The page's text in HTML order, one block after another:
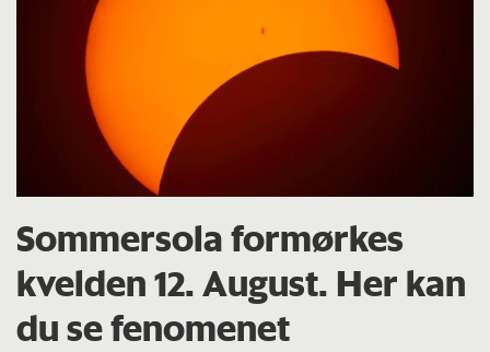
Sommersola formørkes
kvelden 12. August. Her kan
du se fenomenet